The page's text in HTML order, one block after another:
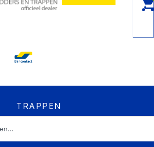
Open LADDERS
TRAPPEN